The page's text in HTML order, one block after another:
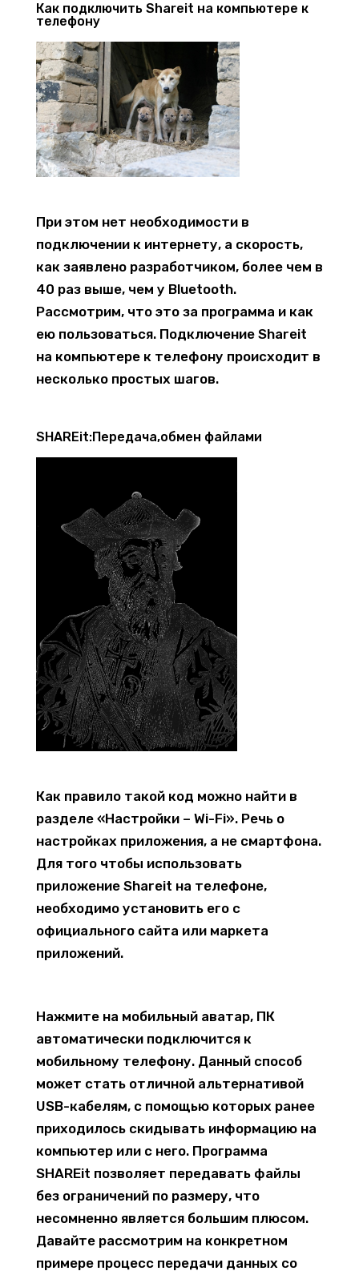
Как подключить Shareit на компьютере к
телефону
При этом нет необходимости в
подключении к интернету, а скорость,
как заявлено разработчиком, более чем в
40 раз выше, чем у Bluetooth.
Рассмотрим, что это за программа и как
ею пользоваться. Подключение Shareit
на компьютере к телефону происходит в
несколько простых шагов.
SHAREit:Передача,обмен файлами
Как правило такой код можно найти в
разделе «Настройки – Wi-Fi». Речь о
настройках приложения, а не смартфона.
Для того чтобы использовать
приложение Shareit на телефоне,
необходимо установить его с
официального сайта или маркета
приложений.
Нажмите на мобильный аватар, ПК
автоматически подключится к
мобильному телефону. Данный способ
может стать отличной альтернативой
USB-кабелям, с помощью которых ранее
приходилось скидывать информацию на
компьютер или с него. Программа
SHAREit позволяет передавать файлы
без ограничений по размеру, что
несомненно является большим плюсом.
Давайте рассмотрим на конкретном
примере процесс передачи данных со